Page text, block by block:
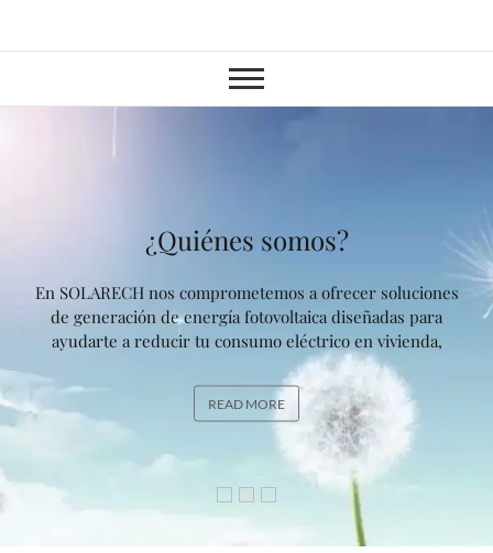
SOLARECH
¿Quiénes somos?
En SOLARECH nos comprometemos a ofrecer soluciones
de generación de energía fotovoltaica diseñadas para
ayudarte a reducir tu consumo eléctrico en vivienda,
READ MORE